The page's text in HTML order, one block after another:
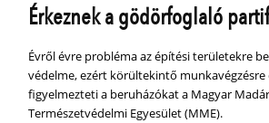
Érkeznek a gödörfoglaló
Évről évre probléma az építési területekre
védelme, ezért körültekintő munkavégzésre
figyelmezteti a beruházókat a Magyar
Természetvédelmi Egyesület (MME).